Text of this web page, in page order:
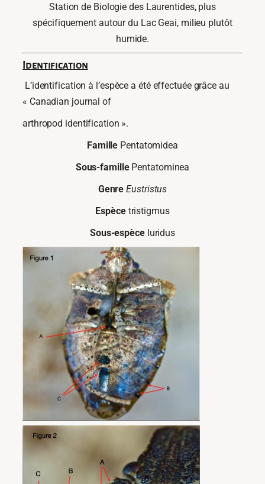
Station de Biologie des Laurentides, plus
spécifiquement autour du Lac Geai, milieu plutôt
humide.
Identification
L’identification à l’espèce a été effectuée grâce au
« Canadian journal of
arthropod identification ».
Famille Pentatomidea
Sous-famille Pentatominea
GenreEustristus
Espèce tristigmus
Sous-espèce luridus